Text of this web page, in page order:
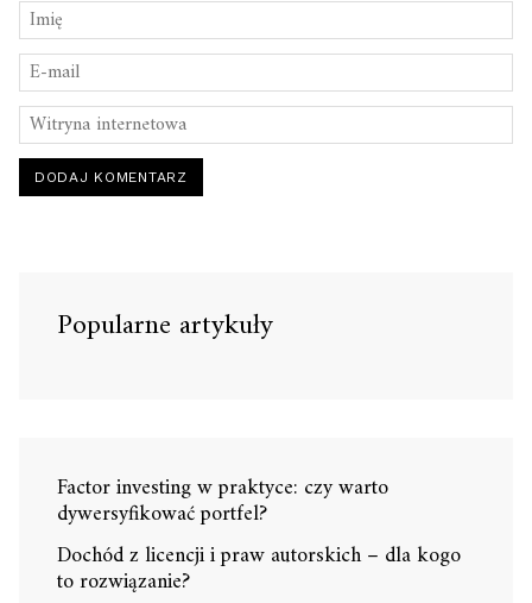
Popularne artykuły
Factor investing w praktyce: czy warto
dywersyfikować portfel?
Dochód z licencji i praw autorskich – dla kogo
to rozwiązanie?